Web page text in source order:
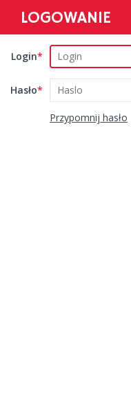
LOGOWANIE
Login
Hasło
Przypomnij hasło